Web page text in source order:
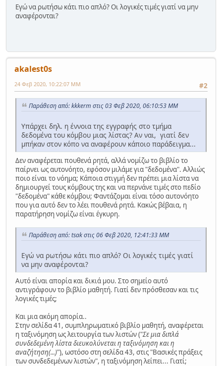
Εγώ να ρωτήσω κάτι πιο απλό? Οι λογικές τιμές γιατί να μην
αναφέρονται?
akalest0s
#2
24 Φεβ 2020, 10:22:07 ΜΜ
Παράθεση από: kkkerm στις 03 Φεβ 2020, 06:10:53 ΜΜ
Υπάρχει δηλ. η έννοια της εγγραφής στο τμήμα
δεδομένα του κόμβου μιας λίστας? Αν ναι, γιατί δεν
μπήκαν στον κόπο να αναφέρουν κάποιο παράδειγμα...
Δεν αναφέρεται πουθενά ρητά, αλλά νομίζω το βιβλίο το
παίρνει ως αυτονόητο, εφόσον μιλάμε για "δεδομένα". Αλλιώς
ποιο είναι το νόημα; Κάποια στιγμή δεν πρέπει μια λίστα να
δημιουργεί τους κόμβους της και να περνάνε τιμές στο πεδίο
"δεδομένα" κάθε κόμβου; Φαντάζομαι είναι τόσο αυτονόητο
που για αυτό δεν το λέει πουθενά ρητά. Κακώς βέβαια, η
παρατήρηση νομίζω είναι έγκυρη.
Παράθεση από: tsak στις 06 Φεβ 2020, 12:41:33 ΜΜ
Εγώ να ρωτήσω κάτι πιο απλό? Οι λογικές τιμές γιατί
να μην αναφέρονται?
Αυτό είναι απορία και δικιά μου. Στο σημείο αυτό
αντιγράφουν το βιβλίο μαθητή. Γιατί δεν πρόσθεσαν και τις
λογικές τιμές;
Και μια ακόμη απορία..
Στην σελίδα 41, συμπληρωματικό βιβλίο μαθητή, αναφέρεται
η ταξινόμηση ως λειτουργία των λιστών ("Σε μια διπλά
συνδεδεμένη λίστα διευκολύνεται η ταξινόμηση και η
αναζήτηση(...)"), ωστόσο στη σελίδα 43, στις "Βασικές πράξεις
των συνδεδεμένων λιστών", η ταξινόμηση λείπει... Γιατί;